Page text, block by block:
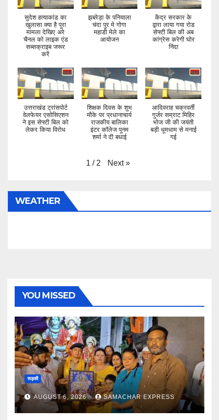
सुदेश हत्याकांड का
खुलासा क्या है पूरा
मामला देखिए अरे
चैनल को लाइक एंड
सब्सक्राइब जरूर
करें
झबरेड़ा के पनियाला
चंदा पुर मे गोगा
महाडी मेले का
आयोजन
केंद्र सरकार के
द्वारा लाया गया रोड
सेफ्टी बिल की अब
कांग्रेस करेगी घोर
निंदा
उत्तराखंड ट्रांसपोर्ट
वेलफेयर एसोसिएशन
ने इस सेफ्टी बिल को
लेकर किया विरोध
शिक्षक दिवस के शुभ
मौके पर प्रधानाचार्य
राजकीय बालिका
इंटर कॉलेज पूनम
शर्मा ने दी बधाई
आदिवराह चक्रवर्ती
गुर्जर सम्राट मिहिर
भोज जी की जयंती
बड़ी धूमधाम से मनाई
गई
1 / 2 Next »
WEATHER
YOU MISSED
रूड़की
AUGUST 6, 2026 SAMACHAR EXPRESS